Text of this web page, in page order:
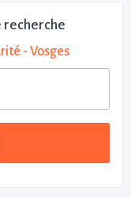
recherche
- Vosges